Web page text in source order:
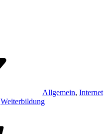
Allgemein, Internet
Weiterbildung